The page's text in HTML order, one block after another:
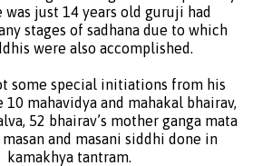
just 14 years old guruji had
stages of sadhana due to which
were also accomplished.
some special initiations from his
mahavidya and mahakal bhairav,
52 bhairav’s mother ganga mata
and masani siddhi done in
kamakhya tantram.